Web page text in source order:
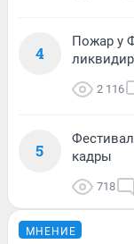
4
Пожар у
2 116
5
кадры
718
МНЕНИЕ